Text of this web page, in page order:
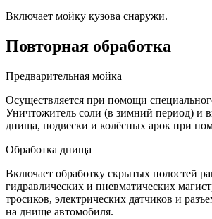
Включает мойку кузова снаружи.
Повторная обработка
Предварительная мойка
Осуществляется при помощи
Уничтожитель соли (в зимний период) и
днища, подвески и колёсных арок при
Обработка днища
Включает обработку скрытых полостей
гидравлических и пневматических
тросиков, электрических датчиков и
на днище автомобиля.